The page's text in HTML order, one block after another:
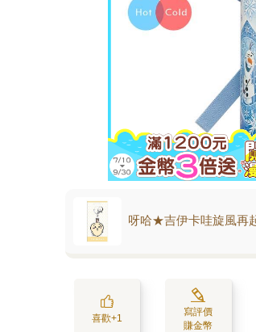
呀哈★吉伊卡哇旋風再
喜歡+1
寫評價
賺金幣